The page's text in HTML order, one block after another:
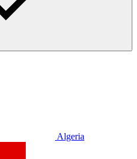
Algeria